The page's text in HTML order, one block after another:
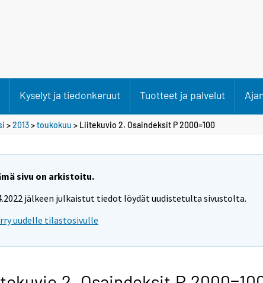
Kyselyt ja tiedonkeruut Tuotteet ja palvelut
>2013>toukokuu > Liitekuvio 2. Osaindeksit P 2000=100
sivu on arkistoitu.
jälkeen julkaistut tiedot löydät uudistetulta sivustolta.
uudelle tilastosivulle